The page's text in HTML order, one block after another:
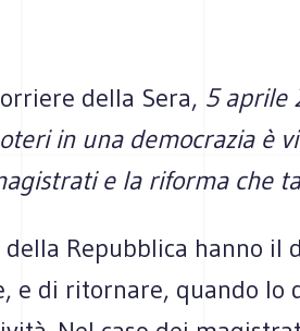
della Sera, 5 aprile
in una democrazia è
e la riforma che
Repubblica hanno il
e di ritornare, quando lo